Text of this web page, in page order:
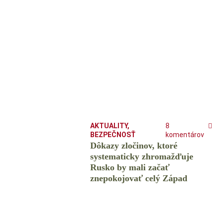
AKTUALITY,
BEZPEČNOSŤ
8
komentárov
Dôkazy zločinov, ktoré
systematicky zhromažďuje
Rusko by mali začať
znepokojovať celý Západ